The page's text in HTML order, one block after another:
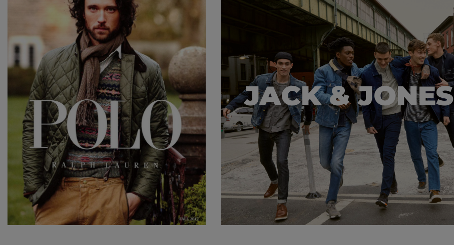
JACK & JONES